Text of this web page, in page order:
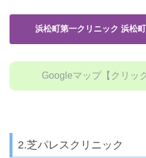
浜松町第一クリニック 浜松
Googleマップ【クリッ
2.芝パレスクリニック